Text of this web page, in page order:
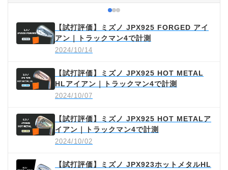
【試打評価】ミズノ JPX925 FORGED アイ
アン｜トラックマン4で計測
2024/10/14
【試打評価】ミズノ JPX925 HOT METAL
HLアイアン｜トラックマン4で計測
2024/10/07
【試打評価】ミズノ JPX925 HOT METALア
イアン｜トラックマン4で計測
2024/10/02
【試打評価】ミズノ JPX923ホットメタルHL